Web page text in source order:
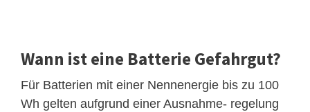
Wann ist eine Batterie Gefahrgut?
Für Batterien mit einer Nennenergie bis zu 100
Wh gelten aufgrund einer Ausnahme- regelung